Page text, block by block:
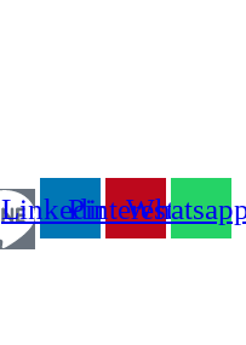
LinkedinPinterest